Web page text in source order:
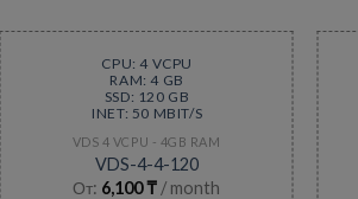
CPU: 4 VCPU
RAM: 4 GB
SSD: 120 GB
INET: 50 MBIT/S
VDS 4 VCPU - 4GB RAM
VDS-4-4-120
От: 6,100₸ / month